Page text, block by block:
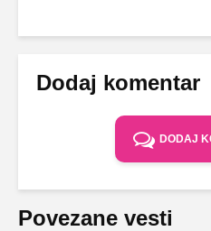
Dodaj komentar
DODAJ
Povezane vesti